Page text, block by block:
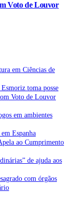
Voto de Louvor
em Ciências de
toma posse
Voto de Louvor
em ambientes
Espanha
ao Cumprimento
de ajuda aos
com órgãos